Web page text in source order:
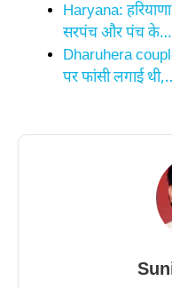
Haryana:
सरपंच और पंच के…
Dharuhera
पर फांसी लगाई